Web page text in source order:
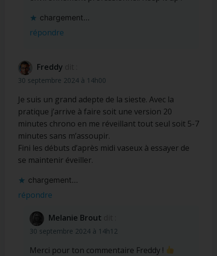
chargement…
répondre
Freddy
30 septembre 2024 à 14h00
Je suis un grand adepte de la sieste. Avec la
pratique j’arrive à faire soit une version 20
minutes chrono en me réveillant tout seul soit 5-7
minutes sans m’assoupir.
Fini les débuts d’après midi vaseux à essayer de
se maintenir éveiller.
chargement…
répondre
Melanie Brout
30 septembre 2024 à 14h12
Merci pour ton commentaire Freddy !